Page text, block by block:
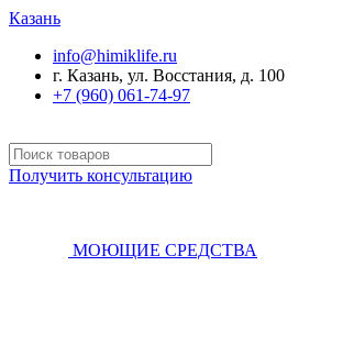
Казань
info@himiklife.ru
г. Казань, ул. Восстания, д. 100
+7 (960) 061-74-97
Получить консультацию
МОЮЩИЕ СРЕДСТВА